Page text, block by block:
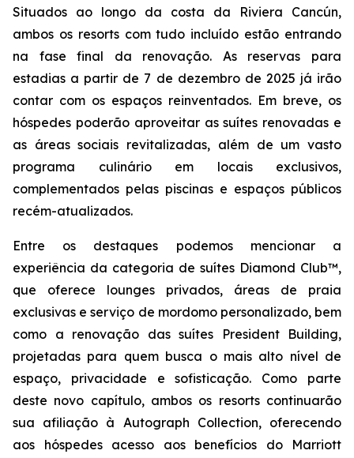
Situados ao longo da costa da Riviera Cancún,
ambos os resorts com tudo incluído estão entrando
na fase final da renovação. As reservas para
estadias a partir de 7 de dezembro de 2025 já irão
contar com os espaços reinventados. Em breve, os
hóspedes poderão aproveitar as suítes renovadas e
as áreas sociais revitalizadas, além de um vasto
programa culinário em locais exclusivos,
complementados pelas piscinas e espaços públicos
recém-atualizados.
Entre os destaques podemos mencionar a
experiência da categoria de suítes Diamond Club™,
que oferece lounges privados, áreas de praia
exclusivas e serviço de mordomo personalizado, bem
como a renovação das suítes President Building,
projetadas para quem busca o mais alto nível de
espaço, privacidade e sofisticação. Como parte
deste novo capítulo, ambos os resorts continuarão
sua afiliação à Autograph Collection, oferecendo
aos hóspedes acesso aos benefícios do Marriott